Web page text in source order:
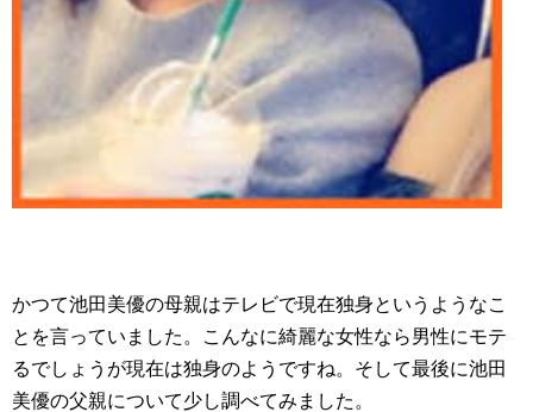
かつて池田美優の母親はテレビで現在独身というようなこ
とを言っていました。こんなに綺麗な女性なら男性にモテ
るでしょうが現在は独身のようですね。そして最後に池田
美優の父親について少し調べてみました。